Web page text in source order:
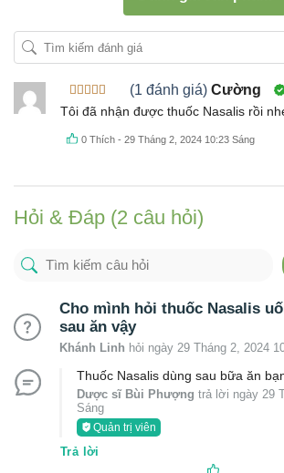
Được xếp
hạng 55
sao
(1 đánh giá) Cường
Tôi đã nhận được thuốc Nasalis rồi
0 Thích -29 Tháng 2, 2024 10:23 Sáng
Hỏi & Đáp (2 câu hỏi)
Cho mình hỏi thuốc Nasalis
sau ăn vậy
Khánh Linh hỏi ngày 29 Tháng 2, 2024
Thuốc Nasalis dùng sau bữa ăn
Dược sĩ Bùi Phượng trả lời ngày 29
Sáng
Quản trị viên
Trả lời